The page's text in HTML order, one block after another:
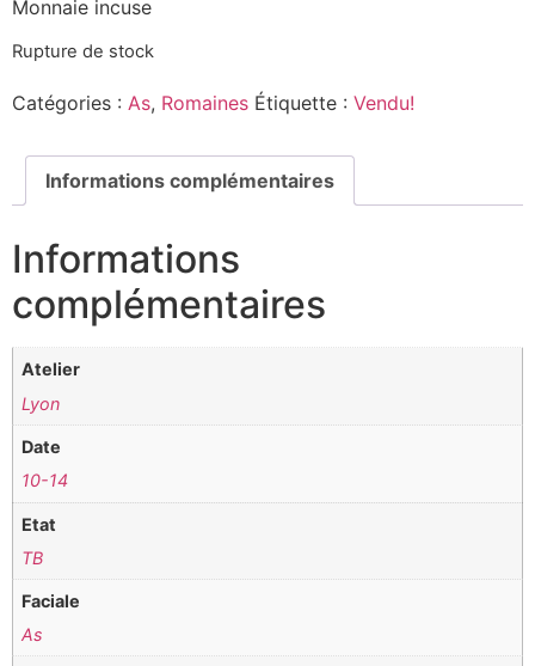
Monnaie incuse
Rupture de stock
Catégories : As, Romaines Étiquette : Vendu!
Informations complémentaires
Informations
complémentaires
Atelier
Lyon
Date
10-14
Etat
TB
Faciale
As